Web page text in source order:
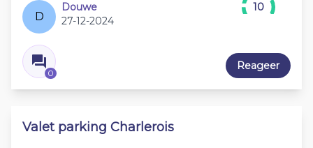
D
Douwe
27-12-2024
0
10
Reageer
Valet parking Charlerois